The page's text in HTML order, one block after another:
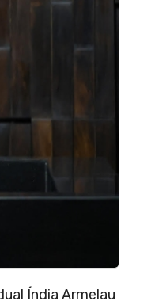
Índia Armelau